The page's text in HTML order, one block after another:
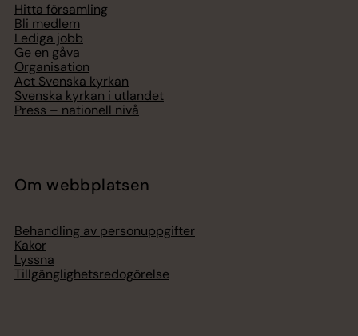
Hitta församling
Bli medlem
Lediga jobb
Ge en gåva
Organisation
Act Svenska kyrkan
Svenska kyrkan i utlandet
Press – nationell nivå
Om webbplatsen
Behandling av personuppgifter
Kakor
Lyssna
Tillgänglighetsredogörelse